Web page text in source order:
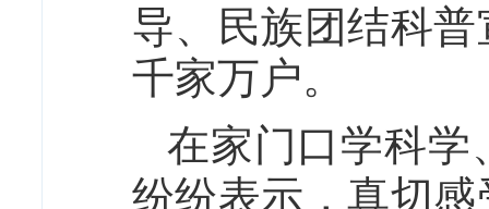
导、民族团结科
千家万户。
在家门口学科学
纷纷表示，真切